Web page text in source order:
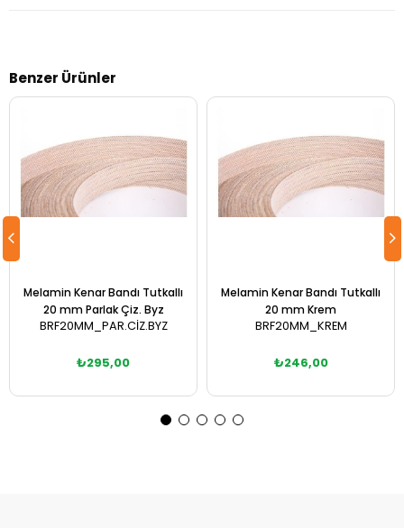
Benzer Ürünler
Melamin Kenar Bandı Tutkallı
20 mm Parlak Çiz. Byz
BRF20MM_PAR.CİZ.BYZ
₺295,00
Melamin Kenar Bandı Tutkallı
20 mm Krem
BRF20MM_KREM
₺246,00